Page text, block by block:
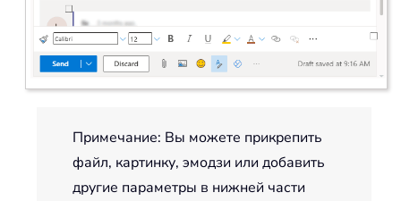
Примечание: Вы можете прикрепить
файл, картинку, эмодзи или добавить
другие параметры в нижней части